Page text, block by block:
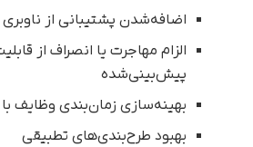
اضافه‌شدن پشتیبانی از
الزام مهاجرت یا انصراف از
پیش‌بینی‌شده
بهینه‌سازی زمان‌بندی وظایف
بهبود طرح‌بندی‌های تطبیقی